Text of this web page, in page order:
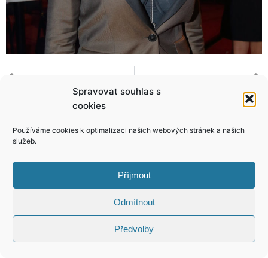
Spravovat souhlas s
cookies
Používáme cookies k optimalizaci našich webových stránek a našich
služeb.
Příjmout
Odmítnout
Předvolby
Copyright © 2026 VIP Bulvár, All Rights
Reserved